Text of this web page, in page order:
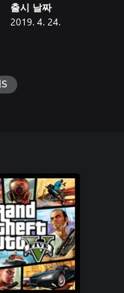
출시 날짜
2019. 4. 24.